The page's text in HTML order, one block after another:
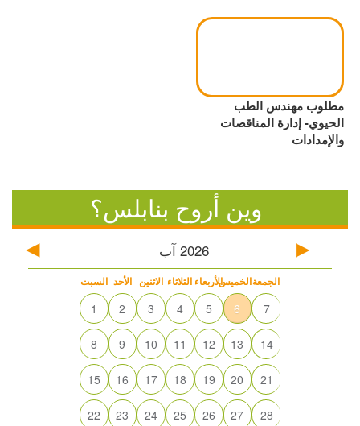
مطلوب مهندس الطب
الحيوي- إدارة المناقصات
والإمدادات
وين أروح بنابلس؟
2026 آب
السبت الأحد الاثنين الثلاثاء الأربعاءالخميسالجمعة
1 2 3 4 5 6 7
8 9 10 11 12 13 14
15 16 17 18 19 20 21
22 23 24 25 26 27 28